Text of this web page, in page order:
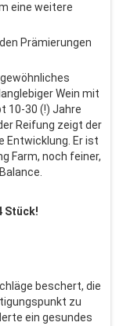
eine weitere
Prämierungen
Wein mit
10-30 (!) Jahre
Reifung zeigt der
Entwicklung. Er ist
Farm, noch feiner,
Stück!
beschert, die
zu
ein gesundes